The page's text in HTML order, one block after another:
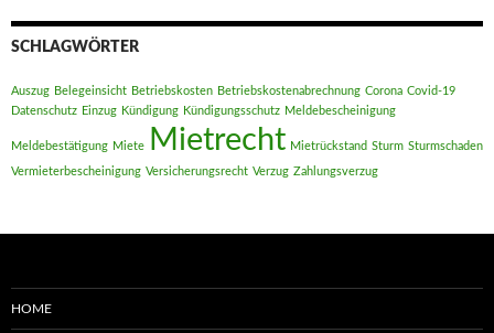
SCHLAGWÖRTER
Auszug Belegeinsicht Betriebskosten Betriebskostenabrechnung Corona Covid-19
Datenschutz Einzug Kündigung Kündigungsschutz Meldebescheinigung
Meldebestätigung Miete Mietrecht Mietrückstand Sturm Sturmschaden
Vermieterbescheinigung Versicherungsrecht Verzug Zahlungsverzug
HOME